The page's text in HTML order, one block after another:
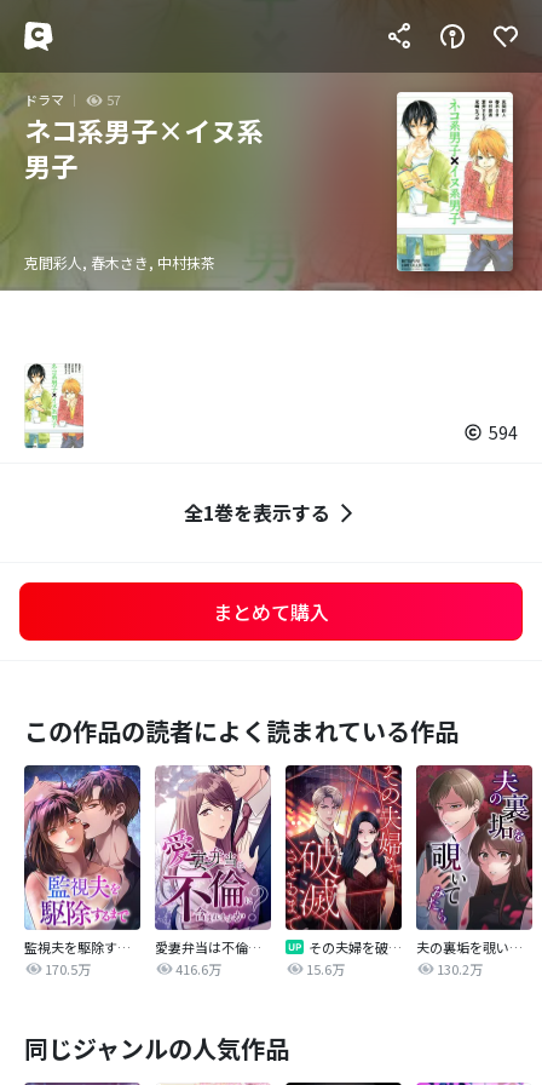
ドラマ 57
ネコ系男子×イヌ系
男子
克間彩人, 春木さき, 中村抹茶
594
全1巻を表示する
まとめて購入
この作品の読者によく読まれている作品
監視夫を駆除するまで
170.5万
愛妻弁当は不倫に含まれますか？
416.6万
その夫婦を破滅させるまで
15.6万
夫の裏垢を覗いてみたら
130.2万
同じジャンルの人気作品